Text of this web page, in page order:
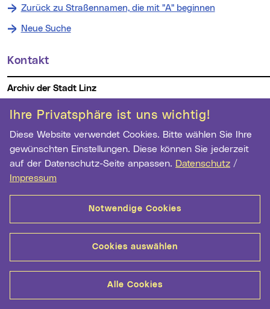
Ihre Privatsphäre ist uns wichtig!
Diese Website verwendet Cookies. Bitte wählen Sie Ihre
gewünschten Einstellungen. Diese können Sie jederzeit
auf der Datenschutz-Seite anpassen. Datenschutz /
Impressum
Notwendige Cookies
Cookies auswählen
Alle Cookies
Zurück zu Straßennamen, die mit "A" beginnen
Neue Suche
Weitere Informationen
Kontakt
Archiv der Stadt Linz
4041 Linz
Telefon:
+43 732 7070 2973
Fax:
+43 732 7070 2962
E-Mail Adresse:
archiv@mag.linz.at
Wichtige Links
Cookie-Einstellungen Impressum